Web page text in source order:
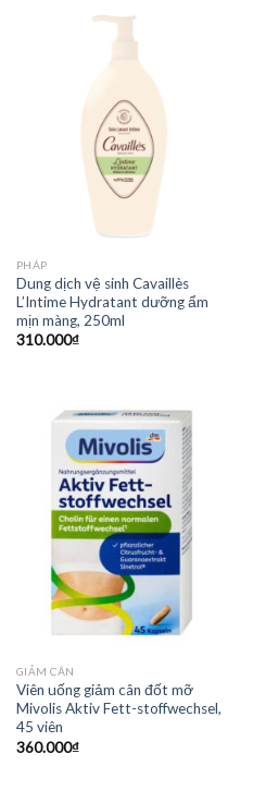
PHÁP
Dung dịch vệ sinh Cavaillès
L’Intime Hydratant dưỡng ẩm
mịn màng, 250ml
310.000₫
GIẢM CÂN
Viên uống giảm cân đốt mỡ
Mivolis Aktiv Fett-stoffwechsel,
45 viên
360.000₫